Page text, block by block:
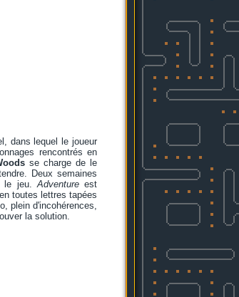
dans lequel le joueur
rencontrés en
se charge de le
Deux semaines
le jeu.Adventureest
toutes lettres tapées
plein d'incohérences,
la solution.